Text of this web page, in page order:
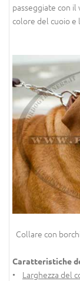
passeggiate con
colore del cuoio e
Collare con
Caratteristiche
• Larghezza del